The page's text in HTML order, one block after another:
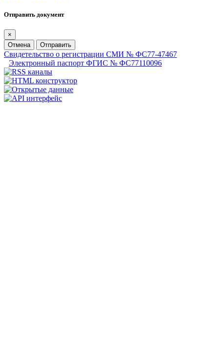
Отправить документ
×
Отмена
Отправить
Свидетельство о регистрации СМИ № ФС77-47467
Электронный паспорт ФГИС № ФС77110096